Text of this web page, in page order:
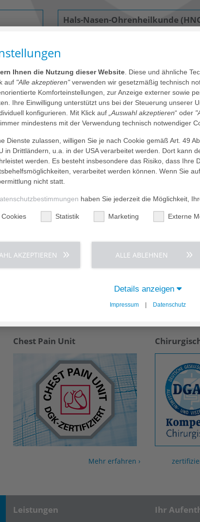
Hals-Nasen-Ohrenheilkunde
Information
Kurse rund um die Geburt
Unser Angebot ›
Infos für
Zertifizierungen
Chest Pain Unit
Mehr erfahren ›
Leistungen Ihr
Ihnen die Nutzung dieser Website . Diese und ähnliche
auf "Alle akzeptieren"verwenden wir gesetzmäßig technisch
Komforteinstellungen, zur Anzeige externer sowie
Ihre Einwilligung unterstützt uns bei der Steuerung unserer
konfigurieren. Mit Klick auf „Auswahl akzeptieren“ oder
mindestens mit der Verwendung technisch notwendiger
Dienste zulassen, willigen Sie je nach Cookie gemäß Art. 49
in Drittländern, u.a. in der USA verarbeitet werden. Dort kann
werden. Es besteht insbesondere das Risiko, dass Ihre
verarbeitet werden können. Wenn Sie auf
nicht statt.
haben Sie jederzeit die Möglichkeit,
Statistik Marketing Externe
AKZEPTIEREN ALLE ABLEHNEN
Details anzeigen
Impressum | Datenschutz